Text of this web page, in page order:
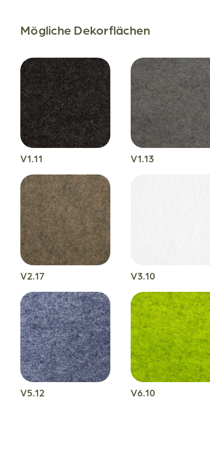
Mögliche Dekorflächen
V1.11 V1.13
V2.17 V3.10
V5.12 V6.10